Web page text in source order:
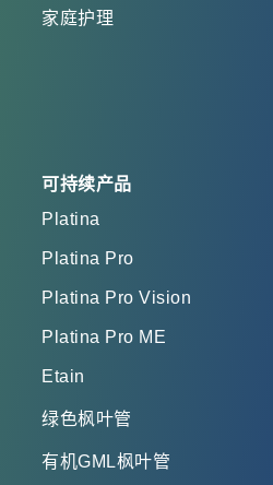
家庭护理
可持续产品
Platina
Platina Pro
Platina Pro Vision
Platina Pro ME
Etain
绿色枫叶管
有机GML枫叶管